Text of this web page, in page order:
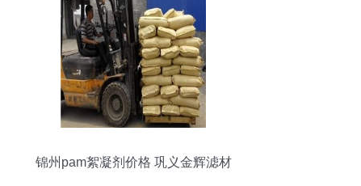
锦州pam絮凝剂价格 巩义金辉滤材